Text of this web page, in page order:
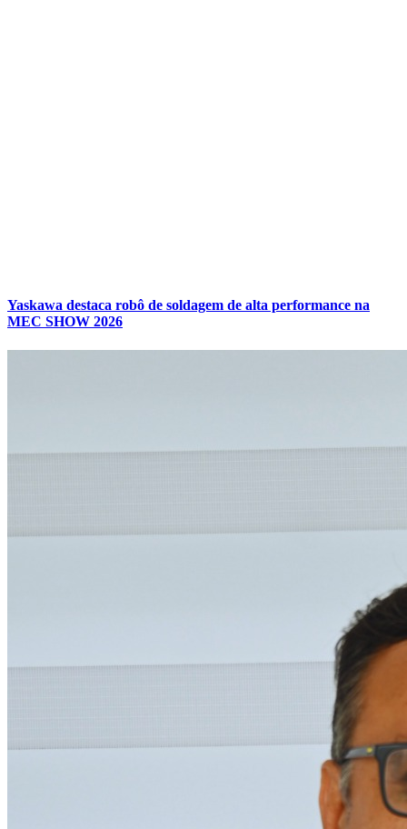
Yaskawa destaca robô de soldagem de alta performance na
MEC SHOW 2026